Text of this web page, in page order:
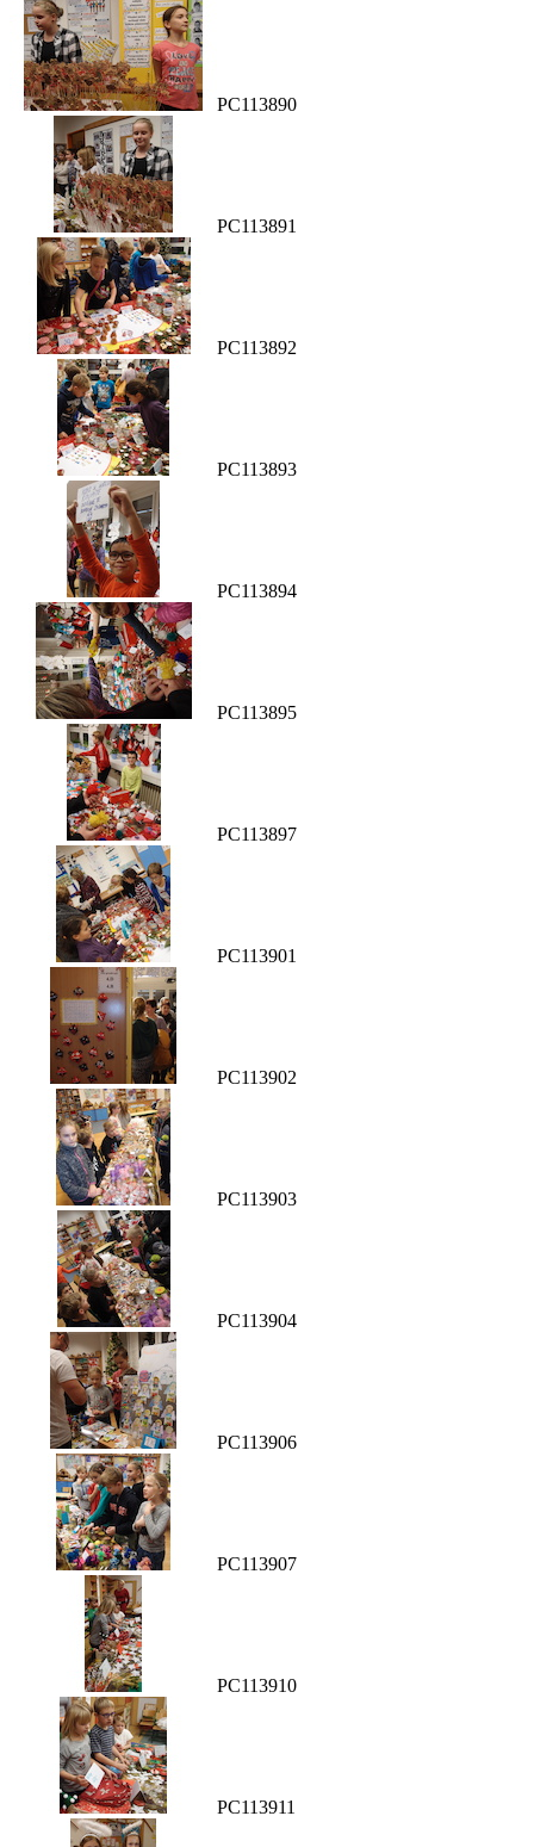
PC113890
PC113891
PC113892
PC113893
PC113894
PC113895
PC113897
PC113901
PC113902
PC113903
PC113904
PC113906
PC113907
PC113910
PC113911